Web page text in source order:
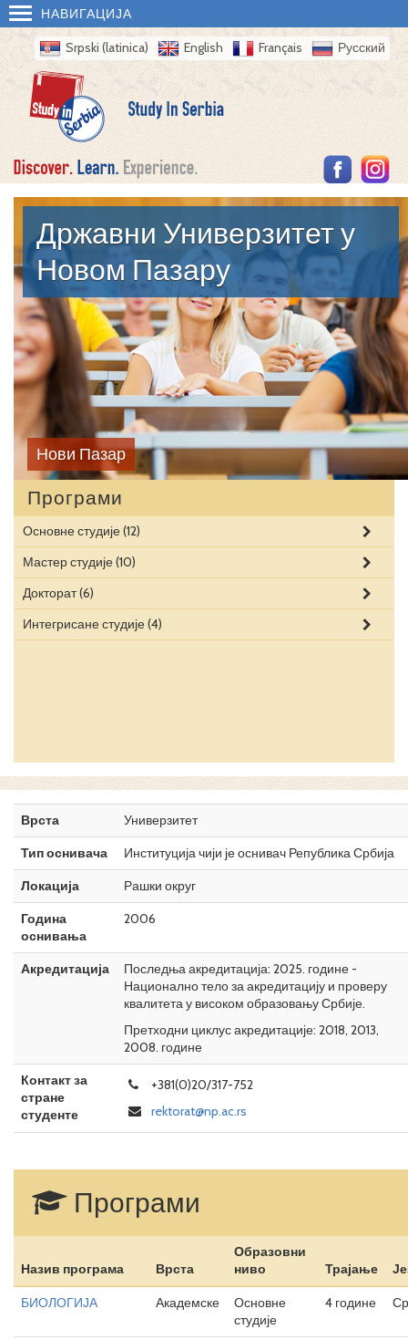
НАВИГАЦИЈА
Srpski (latinica) English Français Русский
Државни Универзитет у
Новом Пазару
Нови Пазар
Програми
Основне студије(12)
Мастер студије(10)
Докторат(6)
Интегрисане студије(4)
Врста
Универзитет
Тип оснивача
Институција чији је оснивач Република Србија
Локација
Рашки округ
Година
оснивања
2006
Акредитација
Последња акредитација: 2025. године -
Национално тело за акредитацију и проверу
квалитета у високом образовању Србије.
Претходни циклус акредитације: 2018, 2013,
2008. године
Контакт за
стране
студенте
+381(0)20/317-752
rektorat@np.ac.rs
Програми
Назив програма Врста
Образовни
ниво
Трајање
БИОЛОГИЈА Академске
Основне
студије
4 године